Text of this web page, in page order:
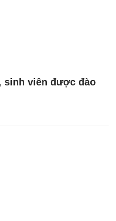
sinh viên được đào